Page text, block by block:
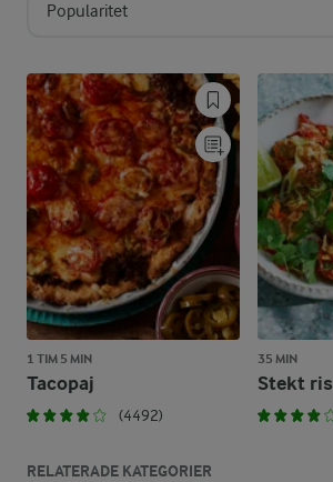
Popularitet
1 TIM 5 MIN
Tacopaj
(4492)
35 MIN
Stekt ris
RELATERADE KATEGORIER